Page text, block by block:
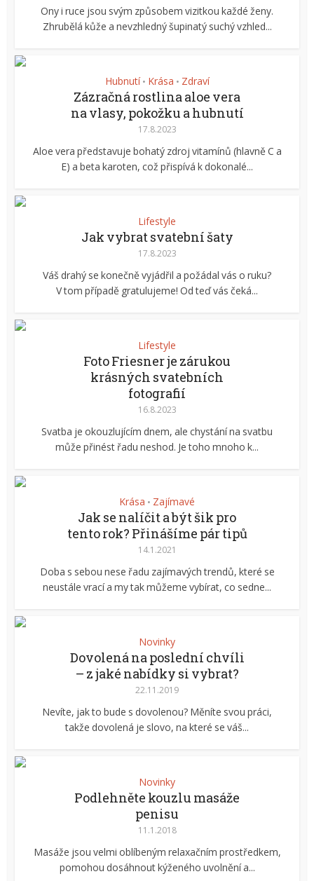
Ony i ruce jsou svým způsobem vizitkou každé ženy.
Zhrubělá kůže a nevzhledný šupinatý suchý vzhled...
Hubnutí • Krása • Zdraví
Zázračná rostlina aloe vera
na vlasy, pokožku a hubnutí
17.8.2023
Aloe vera představuje bohatý zdroj vitamínů (hlavně C a
E) a beta karoten, což přispívá k dokonalé...
Lifestyle
Jak vybrat svatební šaty
17.8.2023
Váš drahý se konečně vyjádřil a požádal vás o ruku?
V tom případě gratulujeme! Od teď vás čeká...
Lifestyle
Foto Friesner je zárukou
krásných svatebních
fotografií
16.8.2023
Svatba je okouzlujícím dnem, ale chystání na svatbu
může přinést řadu neshod. Je toho mnoho k...
Krása • Zajímavé
Jak se nalíčit a být šik pro
tento rok? Přinášíme pár tipů
14.1.2021
Doba s sebou nese řadu zajímavých trendů, které se
neustále vrací a my tak můžeme vybírat, co sedne...
Novinky
Dovolená na poslední chvíli
– z jaké nabídky si vybrat?
22.11.2019
Nevíte, jak to bude s dovolenou? Měníte svou práci,
takže dovolená je slovo, na které se váš...
Novinky
Podlehněte kouzlu masáže
penisu
11.1.2018
Masáže jsou velmi oblíbeným relaxačním prostředkem,
pomohou dosáhnout kýženého uvolnění a...